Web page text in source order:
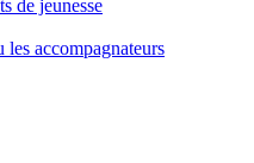
de jeunesse
les accompagnateurs